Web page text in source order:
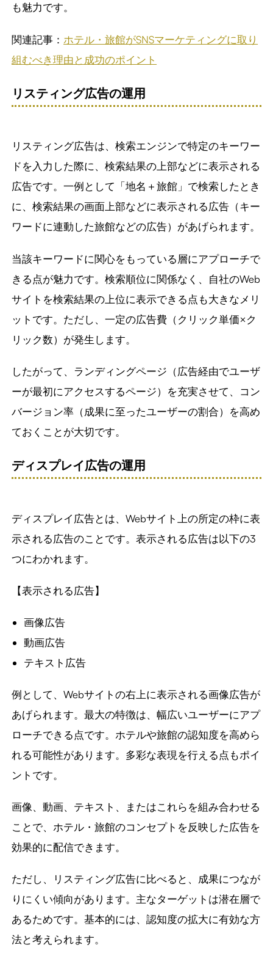
も魅力です。
関連記事： ホテル・旅館がSNSマーケティングに取り
組むべき理由と成功のポイント
リスティング広告の運用
リスティング広告は、検索エンジンで特定のキーワー
ドを入力した際に、検索結果の上部などに表示される
広告です。一例として「地名＋旅館」で検索したとき
に、検索結果の画面上部などに表示される広告（キー
ワードに連動した旅館などの広告）があげられます。
当該キーワードに関心をもっている層にアプローチで
きる点が魅力です。検索順位に関係なく、自社のWeb
サイトを検索結果の上位に表示できる点も大きなメリ
ットです。ただし、一定の広告費（クリック単価×ク
リック数）が発生します。
したがって、ランディングページ（広告経由でユーザ
ーが最初にアクセスするページ）を充実させて、コン
バージョン率（成果に至ったユーザーの割合）を高め
ておくことが大切です。
ディスプレイ広告の運用
ディスプレイ広告とは、Webサイト上の所定の枠に表
示される広告のことです。表示される広告は以下の3
つにわかれます。
【表示される広告】
画像広告
動画広告
テキスト広告
例として、Webサイトの右上に表示される画像広告が
あげられます。最大の特徴は、幅広いユーザーにアプ
ローチできる点です。ホテルや旅館の認知度を高めら
れる可能性があります。多彩な表現を行える点もポイ
ントです。
画像、動画、テキスト、またはこれらを組み合わせる
ことで、ホテル・旅館のコンセプトを反映した広告を
効果的に配信できます。
ただし、リスティング広告に比べると、成果につなが
りにくい傾向があります。主なターゲットは潜在層で
あるためです。基本的には、認知度の拡大に有効な方
法と考えられます。